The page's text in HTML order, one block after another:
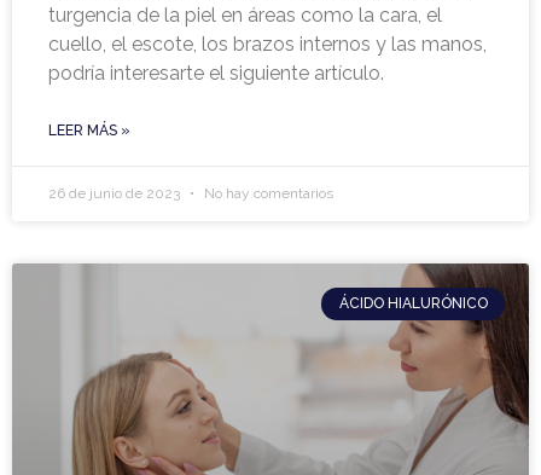
turgencia de la piel en áreas como la cara, el
cuello, el escote, los brazos internos y las manos,
podría interesarte el siguiente artículo.
LEER MÁS »
26 de junio de 2023 No hay comentarios
ÁCIDO HIALURÓNICO